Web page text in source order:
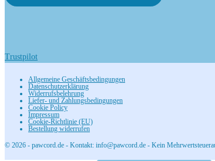
Trustpilot
Allgemeine Geschäftsbedingungen
Datenschutzerklärung
Widerrufsbelehrung
Liefer- und Zahlungsbedingungen
Cookie Policy
Impressum
Cookie-Richtlinie (EU)
Bestellung widerrufen
© 2026 - pawcord.de - Kontakt: info@pawcord.de - Kein